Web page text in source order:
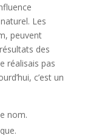
Les
peuvent
des
réalisais pas
c’est un
nom.